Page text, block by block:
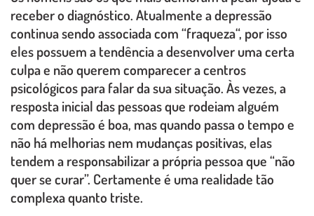
receber o diagnóstico. Atualmente a depressão
continua sendo associada com “fraqueza“, por isso
eles possuem a tendência a desenvolver uma certa
culpa e não querem comparecer a centros
psicológicos para falar da sua situação. Às vezes, a
resposta inicial das pessoas que rodeiam alguém
com depressão é boa, mas quando passa o tempo e
não há melhorias nem mudanças positivas, elas
tendem a responsabilizar a própria pessoa que “não
quer se curar”. Certamente é uma realidade tão
complexa quanto triste.